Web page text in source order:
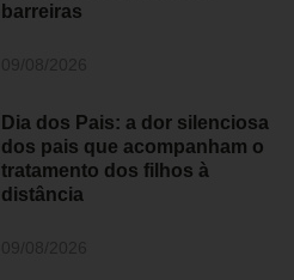
barreiras
Dia dos Pais: a dor silenciosa
dos pais que acompanham o
tratamento dos filhos à
distância